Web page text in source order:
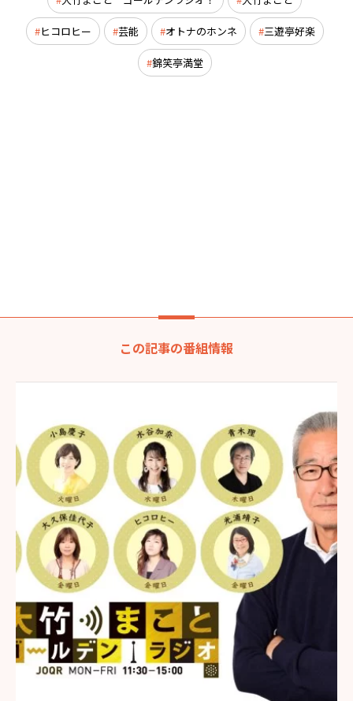
ヒコロヒー 芸能 オトナのホンネ 三遊亭好楽
錦笑亭満堂
この記事の番組情報